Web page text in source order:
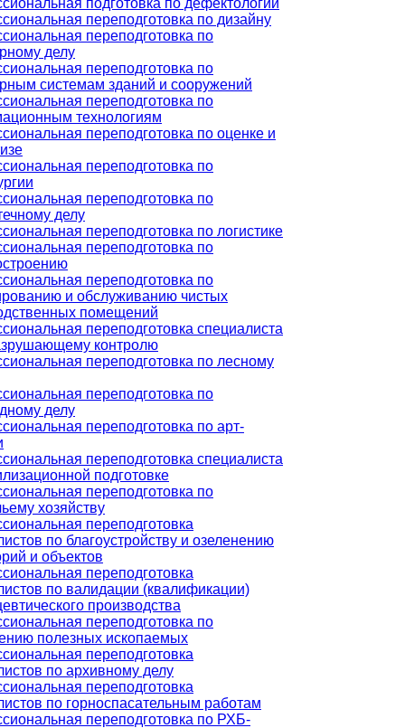
переподготовка по дизайну
переподготовка по
делу
переподготовка по
системам зданий и сооружений
переподготовка по
технологиям
переподготовка по оценке и
переподготовка по
переподготовка по
делу
переподготовка по логистике
переподготовка по
переподготовка по
и обслуживанию чистых
помещений
переподготовка специалиста
контролю
переподготовка по лесному
переподготовка по
делу
переподготовка по арт-
переподготовка специалиста
подготовке
переподготовка по
хозяйству
переподготовка
по благоустройству и озеленению
и объектов
переподготовка
по валидации (квалификации)
производства
переподготовка по
полезных ископаемых
переподготовка
по архивному делу
переподготовка
по горноспасательным работам
переподготовка по РХБ-